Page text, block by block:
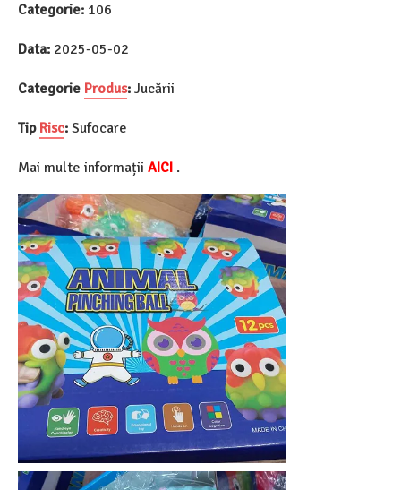
Categorie: 106
Data: 2025-05-02
Categorie Produs: Jucării
Tip Risc: Sufocare
Mai multe informații AICI .